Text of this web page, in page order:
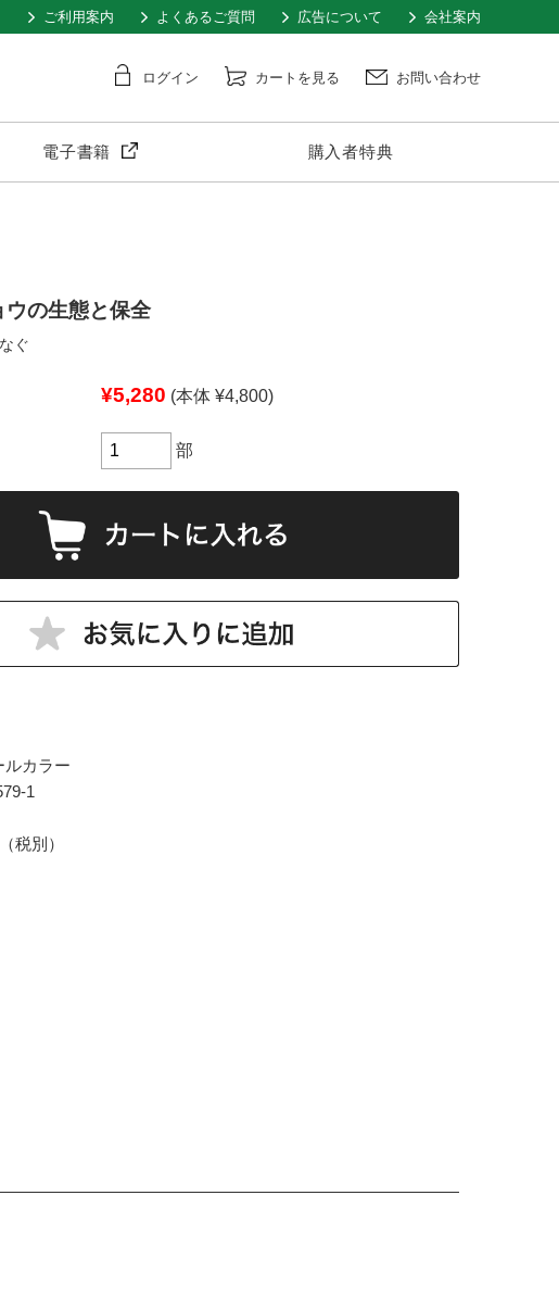
ご利用案内 よくあるご質問 広告について 会社案内
ログイン カートを見る お問い合わせ
電子書籍 購入者特典
の生態と保全
ぐ
¥5,280 (本体 ¥4,800)
部
カラー
1
税別）